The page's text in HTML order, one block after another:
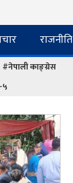
राजनीति
#नेपाली काङ्ग्रेस
५